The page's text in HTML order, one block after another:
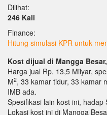
Dilihat:
246 Kali
Finance:
Hitung simulasi KPR untuk
Kost dijual di Mangga
Harga jual Rp. 13,5 Milyar,
M2, 33 kamar tidur, 33 kamar
IMB ada.
Spesifikasi lain kost ini, hadap
Lokasi kost ini di Mangga